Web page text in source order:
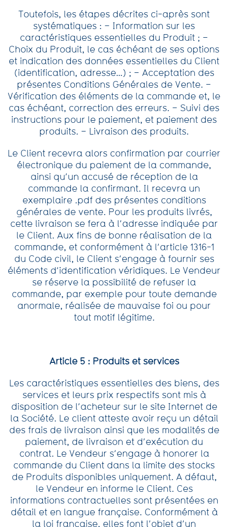
Toutefois, les étapes décrites ci-après sont
systématiques : – Information sur les
caractéristiques essentielles du Produit ; –
Choix du Produit, le cas échéant de ses options
et indication des données essentielles du Client
(identification, adresse…) ; – Acceptation des
présentes Conditions Générales de Vente. –
Vérification des éléments de la commande et, le
cas échéant, correction des erreurs. – Suivi des
instructions pour le paiement, et paiement des
produits. – Livraison des produits.
Le Client recevra alors confirmation par courrier
électronique du paiement de la commande,
ainsi qu’un accusé de réception de la
commande la confirmant. Il recevra un
exemplaire .pdf des présentes conditions
générales de vente. Pour les produits livrés,
cette livraison se fera à l’adresse indiquée par
le Client. Aux fins de bonne réalisation de la
commande, et conformément à l’article 1316-1
du Code civil, le Client s’engage à fournir ses
éléments d’identification véridiques. Le Vendeur
se réserve la possibilité de refuser la
commande, par exemple pour toute demande
anormale, réalisée de mauvaise foi ou pour
tout motif légitime.
Article 5 : Produits et services
Les caractéristiques essentielles des biens, des
services et leurs prix respectifs sont mis à
disposition de l’acheteur sur le site Internet de
la Société. Le client atteste avoir reçu un détail
des frais de livraison ainsi que les modalités de
paiement, de livraison et d’exécution du
contrat. Le Vendeur s’engage à honorer la
commande du Client dans la limite des stocks
de Produits disponibles uniquement. A défaut,
le Vendeur en informe le Client. Ces
informations contractuelles sont présentées en
détail et en langue française. Conformément à
la loi française, elles font l’objet d’un